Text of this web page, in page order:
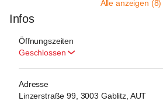
Alle anzeigen (8)
Infos
Öffnungszeiten
Geschlossen
Adresse
Linzerstraße 99, 3003 Gablitz, AUT